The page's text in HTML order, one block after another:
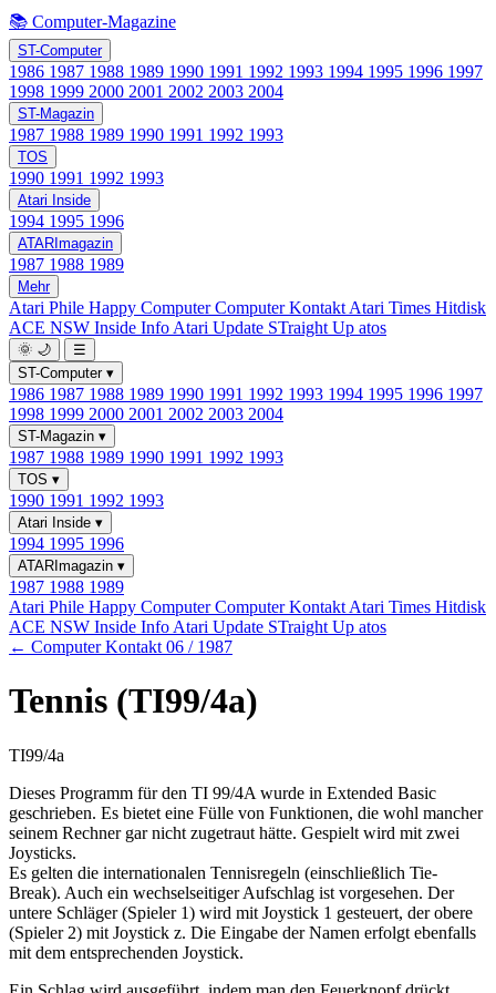
📚 Computer-Magazine
ST-Computer
1986 1987 1988 1989 1990 1991 1992 1993 1994 1995 1996 1997
1998 1999 2000 2001 2002 2003 2004
ST-Magazin
1987 1988 1989 1990 1991 1992 1993
TOS
1990 1991 1992 1993
Atari Inside
1994 1995 1996
ATARImagazin
1987 1988 1989
Mehr
Atari Phile Happy ComputerComputer Kontakt Atari Times Hitdisk
ACE NSW Inside Info Atari Update STraight Up atos
🌞 🌙
☰
ST-Computer ▾
1986 1987 1988 1989 1990 1991 1992 1993 1994 1995 1996 1997
1998 1999 2000 2001 2002 2003 2004
ST-Magazin ▾
1987 1988 1989 1990 1991 1992 1993
TOS ▾
1990 1991 1992 1993
Atari Inside ▾
1994 1995 1996
ATARImagazin ▾
1987 1988 1989
Atari Phile Happy ComputerComputer Kontakt Atari Times Hitdisk
ACE NSW Inside Info Atari Update STraight Up atos
← Computer Kontakt 06 / 1987
Tennis (TI99/4a)
TI99/4a
Dieses Programm für den TI 99/4A wurde in Extended Basic
geschrieben. Es bietet eine Fülle von Funktionen, die wohl mancher
seinem Rechner gar nicht zugetraut hätte. Gespielt wird mit zwei
Joysticks.
Es gelten die internationalen Tennisregeln (einschließlich Tie-
Break). Auch ein wechselseitiger Aufschlag ist vorgesehen. Der
untere Schläger (Spieler 1) wird mit Joystick 1 gesteuert, der obere
(Spieler 2) mit Joystick z. Die Eingabe der Namen erfolgt ebenfalls
mit dem entsprechenden Joystick.